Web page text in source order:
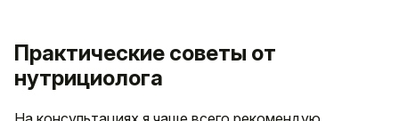
Практические советы от
нутрициолога